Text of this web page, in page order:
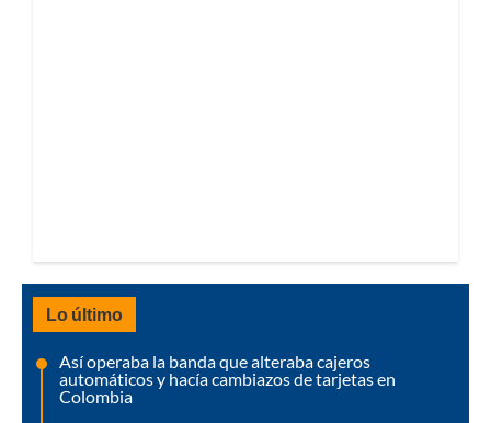
Lo último
Así operaba la banda que alteraba cajeros
automáticos y hacía cambiazos de tarjetas en
Colombia